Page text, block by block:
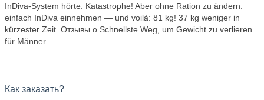
InDiva‑System hörte. Katastrophe! Aber ohne Ration zu ändern:
einfach InDiva einnehmen — und voilà: 81 kg! 37 kg weniger in
kürzester Zeit. Отзывы о Schnellste Weg, um Gewicht zu verlieren
für Männer
Как заказать?